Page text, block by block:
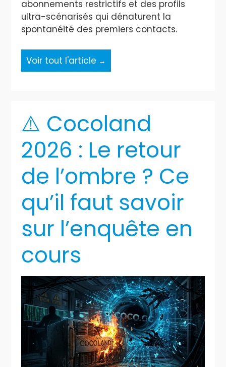
abonnements restrictifs et des profils
ultra-scénarisés qui dénaturent la
spontanéité des premiers contacts.
Voir tout l'article
⚠️ Cocoland
2026 : Le retour
de l’ombre ? Ce
qu’il faut savoir
sur l’enquête en
cours